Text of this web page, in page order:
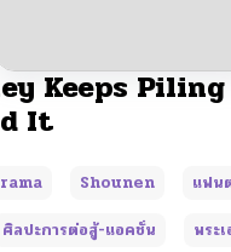
Keeps Piling
It
Shounen แฟน
ศิลปะการต่อสู้-แอคชั่น พระ